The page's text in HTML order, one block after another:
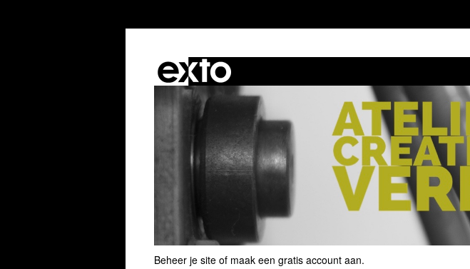
Beheer je site of maak een gratis account aan.